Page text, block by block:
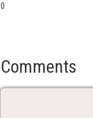
0
Comments